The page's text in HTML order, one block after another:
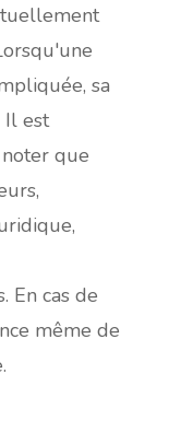
sa
Il est
que
En cas de
même de